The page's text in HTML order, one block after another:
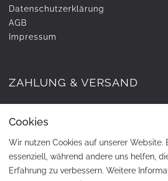
Daten­schutz­erklärung
AGB
Impressum
ZAHLUNG & VERSAND
Cookies
Wir nutzen Cookies auf unserer Website.
essenziell, während andere uns helfen,
Erfahrung zu verbessern. Weitere